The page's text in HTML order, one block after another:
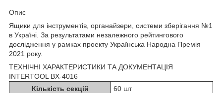
Опис
Ящики для інструментів, органайзери, системи зберігання №1
в Україні. За результатами незалежного рейтингового
дослідження у рамках проекту Українська Народна Премія
2021 року.
ТЕХНІЧНІ ХАРАКТЕРИСТИКИ ТА ДОКУМЕНТАЦІЯ
INTERTOOL BX-4016
Кількість секцій
60 шт